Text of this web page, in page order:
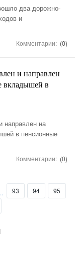
два дорожно-
и
Комментарии: (0)
и направлен
вкладышей в
направлен на
в пенсионные
Комментарии: (0)
93 94
95